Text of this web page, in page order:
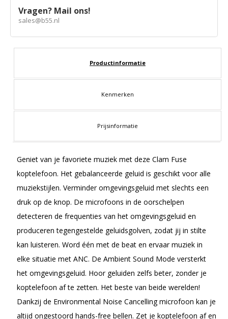
Vragen? Mail ons!
sales@b55.nl
Productinformatie
Kenmerken
Prijsinformatie
Geniet van je favoriete muziek met deze Clam Fuse
koptelefoon. Het gebalanceerde geluid is geschikt voor alle
muziekstijlen. Verminder omgevingsgeluid met slechts een
druk op de knop. De microfoons in de oorschelpen
detecteren de frequenties van het omgevingsgeluid en
produceren tegengestelde geluidsgolven, zodat jij in stilte
kan luisteren. Word één met de beat en ervaar muziek in
elke situatie met ANC. De Ambient Sound Mode versterkt
het omgevingsgeluid. Hoor geluiden zelfs beter, zonder je
koptelefoon af te zetten. Het beste van beide werelden!
Dankzij de Environmental Noise Cancelling microfoon kan je
altijd ongestoord hands-free bellen. Zet je koptelefoon af en